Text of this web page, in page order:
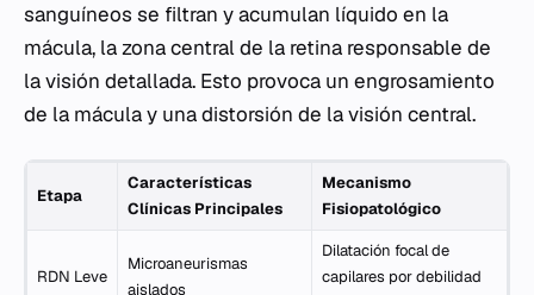
sanguíneos se filtran y acumulan líquido en la
mácula, la zona central de la retina responsable de
la visión detallada. Esto provoca un engrosamiento
de la mácula y una distorsión de la visión central.
Etapa
Características
Clínicas Principales
Mecanismo
Fisiopatológico
RDN Leve
Microaneurismas
aislados
Dilatación focal de
capilares por debilidad